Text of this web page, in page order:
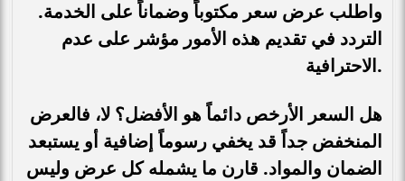
واطلب عرض سعر مكتوباً وضماناً على الخدمة.
التردد في تقديم هذه الأمور مؤشر على عدم
الاحترافية.
هل السعر الأرخص دائماً هو الأفضل؟ لا، فالعرض
المنخفض جداً قد يخفي رسوماً إضافية أو يستبعد
الضمان والمواد. قارن ما يشمله كل عرض وليس